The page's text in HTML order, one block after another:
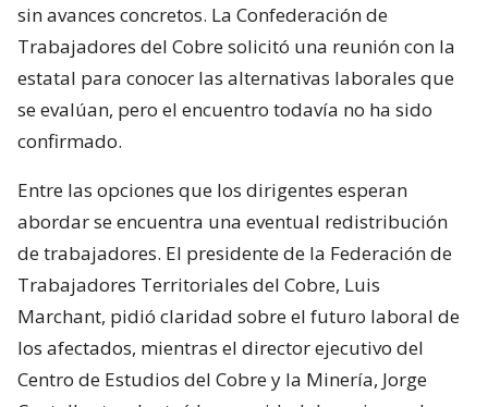
sin avances concretos. La Confederación de
Trabajadores del Cobre solicitó una reunión con la
estatal para conocer las alternativas laborales que
se evalúan, pero el encuentro todavía no ha sido
confirmado.
Entre las opciones que los dirigentes esperan
abordar se encuentra una eventual redistribución
de trabajadores. El presidente de la Federación de
Trabajadores Territoriales del Cobre, Luis
Marchant, pidió claridad sobre el futuro laboral de
los afectados, mientras el director ejecutivo del
Centro de Estudios del Cobre y la Minería, Jorge